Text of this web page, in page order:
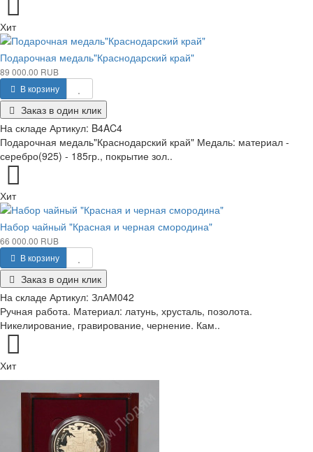
Хит
Подарочная медаль"Краснодарский край"
89 000.00 RUB
В корзину
Заказ в один клик
На складе Артикул: B4AC4
Подарочная медаль"Краснодарский край" Медаль: материал -
серебро(925) - 185гр., покрытие зол..
Хит
Набор чайный "Красная и черная смородина"
66 000.00 RUB
В корзину
Заказ в один клик
На складе Артикул: ЗлАМ042
Ручная работа. Материал: латунь, хрусталь, позолота.
Никелирование, гравирование, чернение. Кам..
Хит